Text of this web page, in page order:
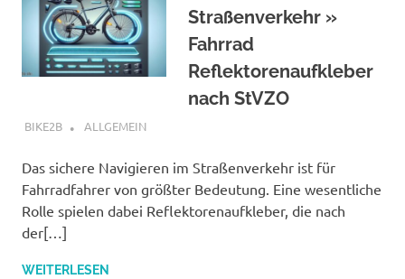
Straßenverkehr »
Fahrrad
Reflektorenaufkleber
nach StVZO
JULI 11, 2024
BIKE2B ALLGEMEIN
Das sichere Navigieren im Straßenverkehr ist für
Fahrradfahrer von größter Bedeutung. Eine wesentliche
Rolle spielen dabei Reflektorenaufkleber, die nach
der[…]
WEITERLESEN